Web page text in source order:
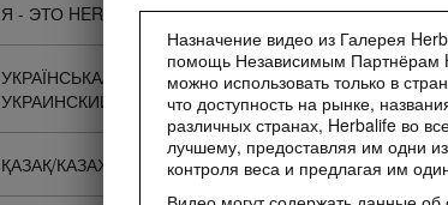
Назначение видео из Галерея
помощь Независимым Партнёрам
можно использовать только в
что доступность на рынке,
различных странах, Herbalife во
лучшему, предоставляя им одни
контроля веса и предлагая им
Я - ЭТО HERBALIFE
УКРАЇНСЬКА/
УКРАИНСКИЙ
ҚАЗАҚ/КАЗАХСКИЙ
Вебинар «Галерея
Красоты как бизнес-
инструмент»
Практическое применение
уникального проекта в